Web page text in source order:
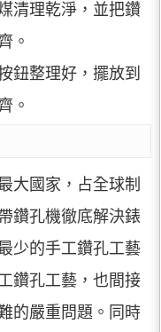
清理乾淨，並把鑽
。
鈕整理好，擺放到
。
大國家，占全球制
鑽孔機徹底解決錶
少的手工鑽孔工藝
鑽孔工藝，也間接
的嚴重問題。同時